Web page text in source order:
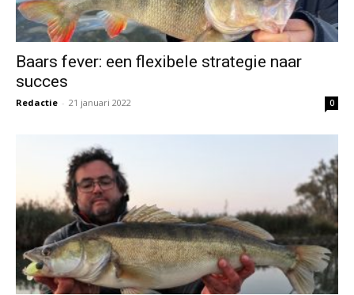
Baars fever: een flexibele strategie naar
succes
Redactie - 21 januari 2022 0